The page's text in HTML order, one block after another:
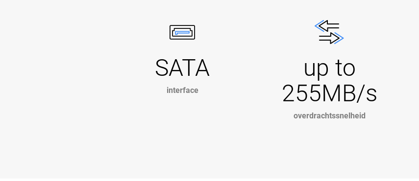
SATA
interface
up to
255MB/s
overdrachtssnelheid